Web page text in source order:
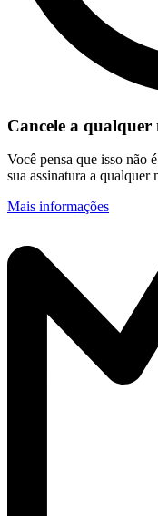
Cancele a qualquer
Você pensa que isso não
sua assinatura a qualquer
Mais informações